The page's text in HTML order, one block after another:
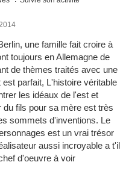
une famille fait croire à
toujours en Allemagne de
de thèmes traités avec une
parfait, L'histoire véritable
les idéaux de l'est et
fils pour sa mère est très
sommets d'inventions. Le
est un vrai trésor
aussi incroyable a t'il
d'oeuvre à voir